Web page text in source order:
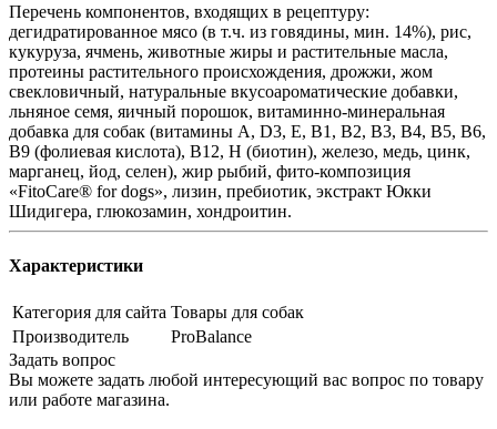
Перечень компонентов, входящих в рецептуру:
дегидратированное мясо (в т.ч. из говядины, мин. 14%), рис,
кукуруза, ячмень, животные жиры и растительные масла,
протеины растительного происхождения, дрожжи, жом
свекловичный, натуральные вкусоароматические добавки,
льняное семя, яичный порошок, витаминно-минеральная
добавка для собак (витамины А, D3, Е, В1, В2, В3, В4, В5, В6,
В9 (фолиевая кислота), В12, Н (биотин), железо, медь, цинк,
марганец, йод, селен), жир рыбий, фито-композиция
«FitoCare® for dogs», лизин, пребиотик, экстракт Юкки
Шидигера, глюкозамин, хондроитин.
Характеристики
Категория для сайта Товары для собак
Производитель
ProBalance
Задать вопрос
Вы можете задать любой интересующий вас вопрос по товару
или работе магазина.